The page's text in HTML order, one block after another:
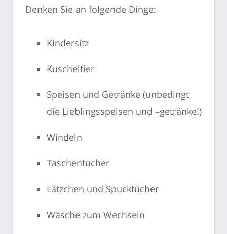
Denken Sie an folgende Dinge:
Kindersitz
Kuscheltier
Speisen und Getränke (unbedingt
die Lieblingsspeisen und –getränke!)
Windeln
Taschentücher
Lätzchen und Spucktücher
Wäsche zum Wechseln